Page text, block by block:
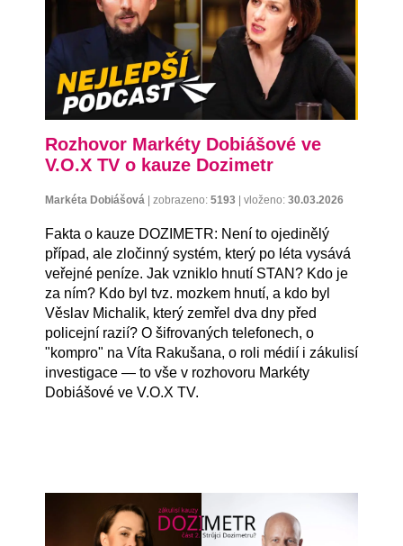
Rozhovor Markéty Dobiášové ve
V.O.X TV o kauze Dozimetr
Markéta Dobiášová zobrazeno: 5193 vloženo: 30.03.2026
Fakta o kauze DOZIMETR: Není to ojedinělý
případ, ale zločinný systém, který po léta vysává
veřejné peníze. Jak vzniklo hnutí STAN? Kdo je
za ním? Kdo byl tvz. mozkem hnutí, a kdo byl
Věslav Michalik, který zemřel dva dny před
policejní razií? O šifrovaných telefonech, o
"kompro" na Víta Rakušana, o roli médií i zákulisí
investigace — to vše v rozhovoru Markéty
Dobiášové ve V.O.X TV.